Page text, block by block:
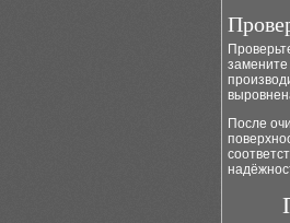
замените
После